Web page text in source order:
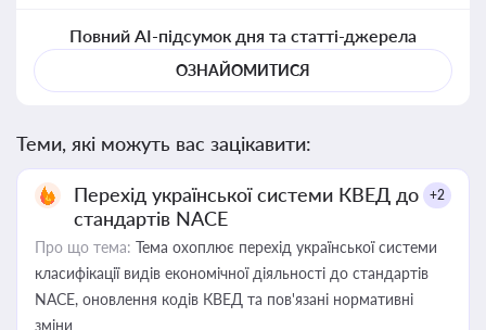
Повний AI-підсумок дня та статті-джерела
ОЗНАЙОМИТИСЯ
Теми, які можуть вас зацікавити:
Перехід української системи КВЕД до
стандартів NACE
+2
Про що тема: Тема охоплює перехід української системи
класифікації видів економічної діяльності до стандартів
NACE, оновлення кодів КВЕД та пов'язані нормативні
зміни